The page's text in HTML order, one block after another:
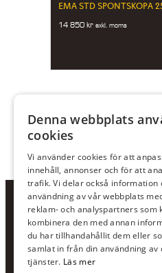
EMA STD SPONTSKOPA
14 850kr exkl. moms
Denna webbplats
cookies
Vi använder cookies för att
innehåll, annonser och för att
trafik. Vi delar också information
användning av vår webbplats
reklam- och analyspartners som
kombinera den med annan
du har tillhandahållit dem eller
samlat in från din användning av
tjänster. Läs mer